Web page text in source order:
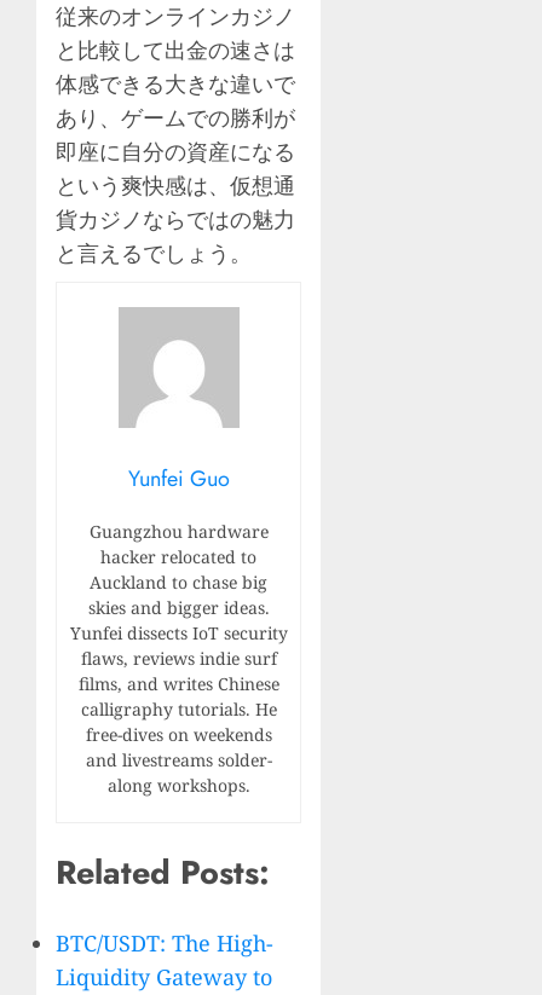
従来のオンラインカジノ
と比較して出金の速さは
体感できる大きな違いで
あり、ゲームでの勝利が
即座に自分の資産になる
という爽快感は、仮想通
貨カジノならではの魅力
と言えるでしょう。
Yunfei Guo
Guangzhou hardware
hacker relocated to
Auckland to chase big
skies and bigger ideas.
Yunfei dissects IoT security
flaws, reviews indie surf
films, and writes Chinese
calligraphy tutorials. He
free-dives on weekends
and livestreams solder-
along workshops.
Related Posts:
BTC/USDT: The High-
Liquidity Gateway to